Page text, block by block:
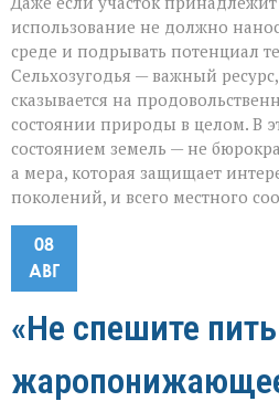
использование не должно
среде и подрывать потенциал
Сельхозугодья — важный
сказывается на
состоянии природы в целом. В
состоянием земель — не
а мера, которая защищает
поколений, и всего местного
08
АВГ
«Не спешите пить